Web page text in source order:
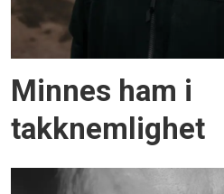
Minnes ham i
takknemlighet